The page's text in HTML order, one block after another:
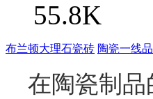
55.8K
布兰顿大理石瓷砖 陶瓷一线
在陶瓷制